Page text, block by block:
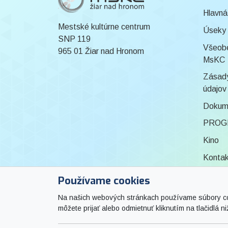
Používame cookies
Na našich webových stránkach používame súbory
môžete prijať alebo odmietnuť kliknutím na tlačidlá
Mestské kultúrne centrum
SNP 119
965 01 Žiar nad Hronom
Úseky
MsKC
údajov
Kino